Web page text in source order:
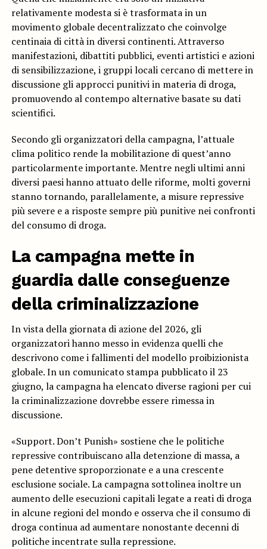
relativamente modesta si è trasformata in un
movimento globale decentralizzato che coinvolge
centinaia di città in diversi continenti. Attraverso
manifestazioni, dibattiti pubblici, eventi artistici e azioni
di sensibilizzazione, i gruppi locali cercano di mettere in
discussione gli approcci punitivi in materia di droga,
promuovendo al contempo alternative basate su dati
scientifici.
Secondo gli organizzatori della campagna, l’attuale
clima politico rende la mobilitazione di quest’anno
particolarmente importante. Mentre negli ultimi anni
diversi paesi hanno attuato delle riforme, molti governi
stanno tornando, parallelamente, a misure repressive
più severe e a risposte sempre più punitive nei confronti
del consumo di droga.
La campagna mette in
guardia dalle conseguenze
della criminalizzazione
In vista della giornata di azione del 2026, gli
organizzatori hanno messo in evidenza quelli che
descrivono come i fallimenti del modello proibizionista
globale. In un comunicato stampa pubblicato il 23
giugno, la campagna ha elencato diverse ragioni per cui
la criminalizzazione dovrebbe essere rimessa in
discussione.
«Support. Don’t Punish» sostiene che le politiche
repressive contribuiscano alla detenzione di massa, a
pene detentive sproporzionate e a una crescente
esclusione sociale. La campagna sottolinea inoltre un
aumento delle esecuzioni capitali legate a reati di droga
in alcune regioni del mondo e osserva che il consumo di
droga continua ad aumentare nonostante decenni di
politiche incentrate sulla repressione.